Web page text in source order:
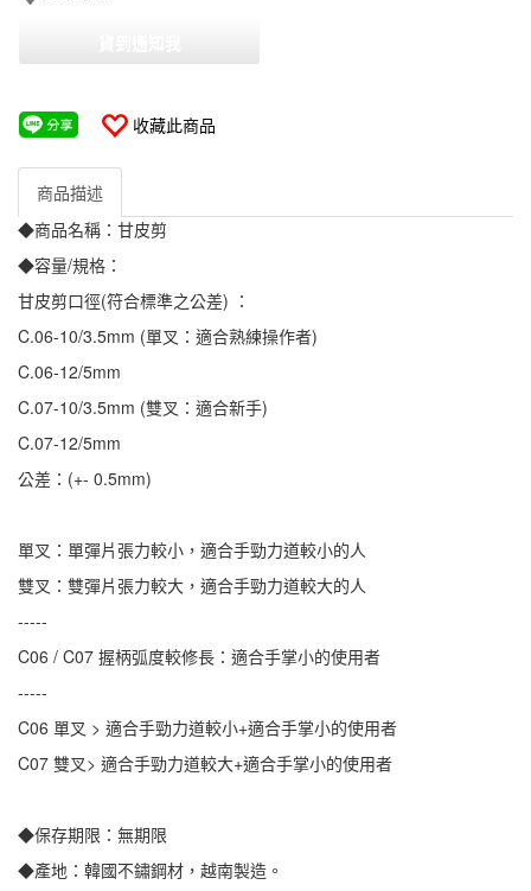
收藏此商品
商品描述
◆商品名稱：甘皮剪
◆容量/規格：
甘皮剪口徑(符合標準之公差) ：
C.06-10/3.5mm (單叉：適合熟練操作者)
C.06-12/5mm
C.07-10/3.5mm (雙叉：適合新手)
C.07-12/5mm
公差：(+- 0.5mm)
單叉：單彈片張力較小，適合手勁力道較小的人
雙叉：雙彈片張力較大，適合手勁力道較大的人
-----
C06 / C07 握柄弧度較修長：適合手掌小的使用者
-----
C06 單叉 > 適合手勁力道較小+適合手掌小的使用者
C07 雙叉> 適合手勁力道較大+適合手掌小的使用者
◆保存期限：無期限
◆產地：韓國不鏽鋼材，越南製造。